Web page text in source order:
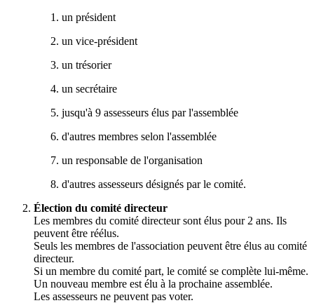
un président
un vice-président
un trésorier
un secrétaire
jusqu'à 9 assesseurs élus par l'assemblée
d'autres membres selon l'assemblée
un responsable de l'organisation
d'autres assesseurs désignés par le comité.
Élection du comité directeur
Les membres du comité directeur sont élus pour 2 ans. Ils
peuvent être réélus.
Seuls les membres de l'association peuvent être élus au comité
directeur.
Si un membre du comité part, le comité se complète lui-même.
Un nouveau membre est élu à la prochaine assemblée.
Les assesseurs ne peuvent pas voter.